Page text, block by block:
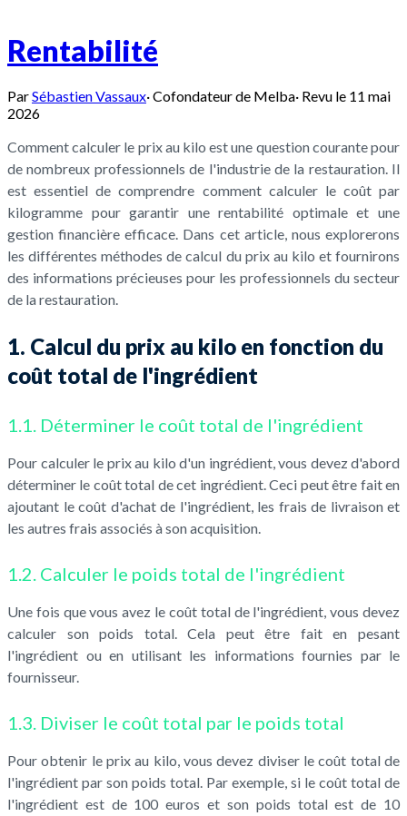
Rentabilité
ParSébastien Vassaux·Cofondateur de Melba· Revu le 11 mai
2026
Comment calculer le prix au kilo est une question courante pour
de nombreux professionnels de l'industrie de la restauration. Il
est essentiel de comprendre comment calculer le coût par
kilogramme pour garantir une rentabilité optimale et une
gestion financière efficace. Dans cet article, nous explorerons
les différentes méthodes de calcul du prix au kilo et fournirons
des informations précieuses pour les professionnels du secteur
de la restauration.
1. Calcul du prix au kilo en fonction du
coût total de l'ingrédient
1.1. Déterminer le coût total de l'ingrédient
Pour calculer le prix au kilo d'un ingrédient, vous devez d'abord
déterminer le coût total de cet ingrédient. Ceci peut être fait en
ajoutant le coût d'achat de l'ingrédient, les frais de livraison et
les autres frais associés à son acquisition.
1.2. Calculer le poids total de l'ingrédient
Une fois que vous avez le coût total de l'ingrédient, vous devez
calculer son poids total. Cela peut être fait en pesant
l'ingrédient ou en utilisant les informations fournies par le
fournisseur.
1.3. Diviser le coût total par le poids total
Pour obtenir le prix au kilo, vous devez diviser le coût total de
l'ingrédient par son poids total. Par exemple, si le coût total de
l'ingrédient est de 100 euros et son poids total est de 10